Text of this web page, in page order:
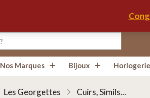
Nos Marques Bijoux Horlogerie
Les Georgettes Cuirs, Simils...